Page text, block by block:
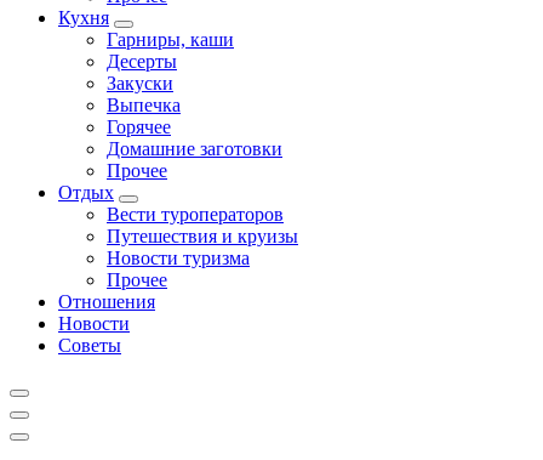
Кухня
Гарниры, каши
Десерты
Закуски
Выпечка
Горячее
Домашние заготовки
Прочее
Отдых
Вести туроператоров
Путешествия и круизы
Новости туризма
Прочее
Отношения
Новости
Советы